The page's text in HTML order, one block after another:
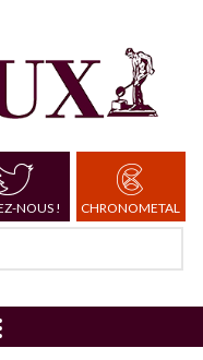
NOUS ! CHRONOMETAL